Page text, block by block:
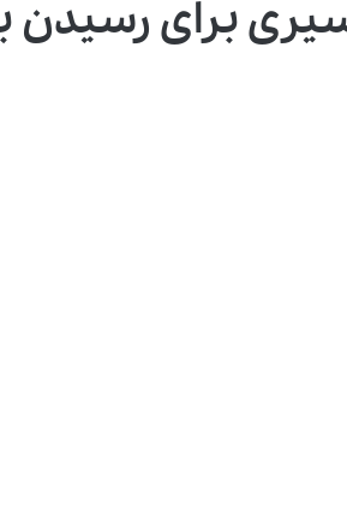
برای رسیدن